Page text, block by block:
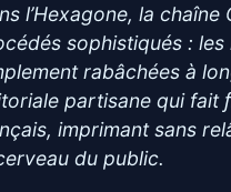
l’Hexagone, la
sophistiqués :
rabâchées à
partisane qui fait
imprimant sans
du public.